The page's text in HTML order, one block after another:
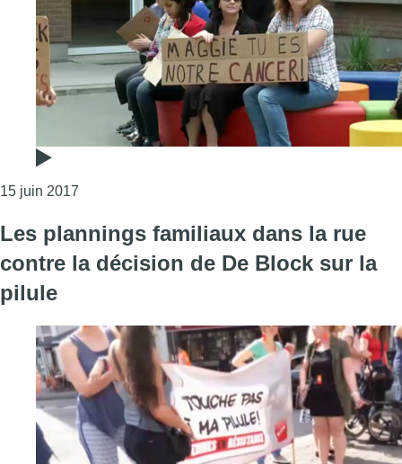
15 juin 2017
Les plannings familiaux dans la rue
contre la décision de De Block sur la
pilule